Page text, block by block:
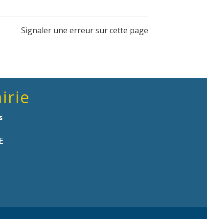
Signaler une erreur sur cette page